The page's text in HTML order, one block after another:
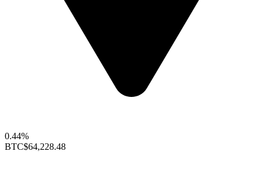
0.44%
BTC$64,228.48